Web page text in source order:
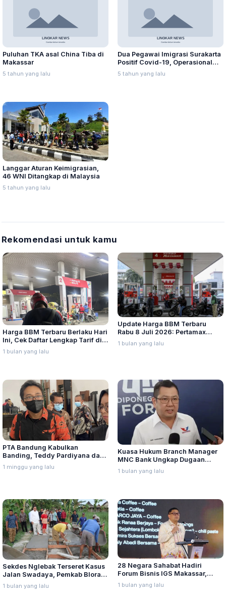
Puluhan TKA asal China Tiba di
Makassar
5 tahun yang lalu
Dua Pegawai Imigrasi Surakarta
Positif Covid-19, Operasional
Kantor Normal
5 tahun yang lalu
Langgar Aturan Keimigrasian,
46 WNI Ditangkap di Malaysia
5 tahun yang lalu
Rekomendasi untuk kamu
Harga BBM Terbaru Berlaku Hari
Ini, Cek Daftar Lengkap Tarif di
Seluruh Indonesia
1 bulan yang lalu
Update Harga BBM Terbaru
Rabu 8 Juli 2026: Pertamax
Turbo, Dexlite, dan Pertamina
Dex Turun
1 bulan yang lalu
PTA Bandung Kabulkan
Banding, Teddy Pardiyana dan
Bintang Ditetapkan Ahli Waris
Lina Jubaedah
1 minggu yang lalu
Kuasa Hukum Branch Manager
MNC Bank Ungkap Dugaan
Penganiayaan oleh Hary Tanoe
di MNC Towe
1 bulan yang lalu
Sekdes Nglebak Terseret Kasus
Jalan Swadaya, Pemkab Blora
Sebut Pendampingan Hukum
Bukan Kewenangannya
1 bulan yang lalu
28 Negara Sahabat Hadiri
Forum Bisnis IGS Makassar,
Munafri Tawarkan Investasi
Stadion Untia
1 bulan yang lalu